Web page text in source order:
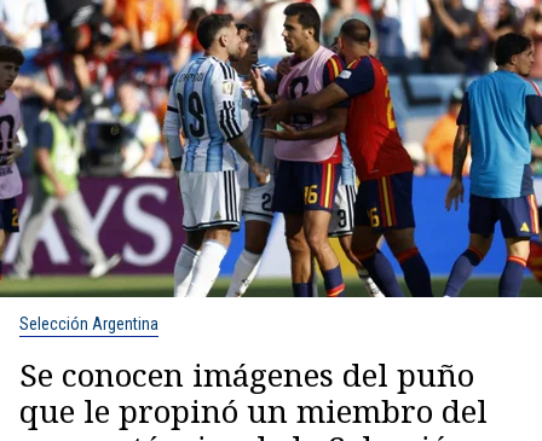
Selección Argentina
Se conocen imágenes del puño
que le propinó un miembro del